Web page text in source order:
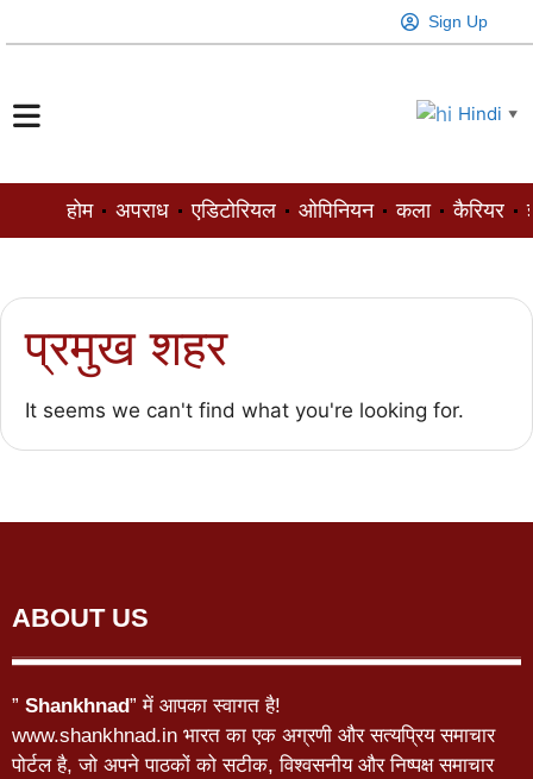
Sign Up
Hindi ▼
होम अपराध एडिटोरियल ओपिनियन कला कैरियर
प्रमुख शहर
It seems we can't find what you're looking for.
ABOUT US
” Shankhnad” में आपका स्वागत है!
www.shankhnad.in भारत का एक अग्रणी और सत्यप्रिय समाचार
पोर्टल है, जो अपने पाठकों को सटीक, विश्वसनीय और निष्पक्ष समाचार